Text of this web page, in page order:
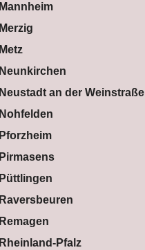
Mannheim
Merzig
Metz
Neunkirchen
Neustadt an der Weinstraße
Nohfelden
Pforzheim
Pirmasens
Püttlingen
Raversbeuren
Remagen
Rheinland-Pfalz